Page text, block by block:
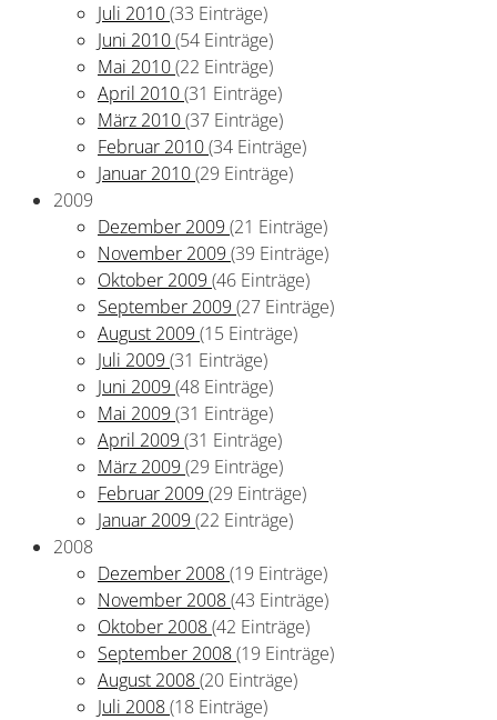
Juli 2010(33 Einträge)
Juni 2010(54 Einträge)
Mai 2010(22 Einträge)
April 2010(31 Einträge)
März 2010(37 Einträge)
Februar 2010(34 Einträge)
Januar 2010(29 Einträge)
2009
Dezember 2009 (21 Einträge)
November 2009 (39 Einträge)
Oktober 2009 (46 Einträge)
September 2009 (27 Einträge)
August 2009 (15 Einträge)
Juli 2009 (31 Einträge)
Juni 2009 (48 Einträge)
Mai 2009 (31 Einträge)
April 2009 (31 Einträge)
März 2009 (29 Einträge)
Februar 2009 (29 Einträge)
Januar 2009 (22 Einträge)
2008
Dezember 2008(19 Einträge)
November 2008(43 Einträge)
Oktober 2008(42 Einträge)
September 2008(19 Einträge)
August 2008(20 Einträge)
Juli 2008(18 Einträge)